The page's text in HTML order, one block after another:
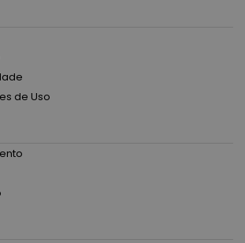
de Uso